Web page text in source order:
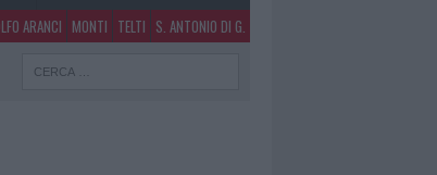
ARANCI MONTI TELTI S. ANTONIO DI G.